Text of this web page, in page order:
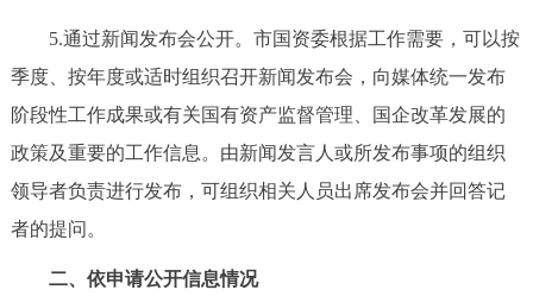
5.通过新闻发布会公开。市国资委根据工作需要，可以按
季度、按年度或适时组织召开新闻发布会，向媒体统一发布
阶段性工作成果或有关国有资产监督管理、国企改革发展的
政策及重要的工作信息。由新闻发言人或所发布事项的组织
领导者负责进行发布，可组织相关人员出席发布会并回答记
者的提问。
二、依申请公开信息情况